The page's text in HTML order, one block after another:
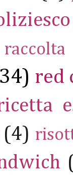
raccolta
red
(4)